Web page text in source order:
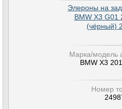
Элероны на
BMW X3 G01
(чёрный)
Марка/модель
BMW X3
Номер